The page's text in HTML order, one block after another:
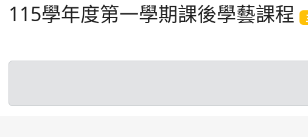
115學年度第一學期課後學藝課程